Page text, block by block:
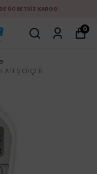
ÜCRETSİZ KARGO
0
ATEŞ ÖLÇER